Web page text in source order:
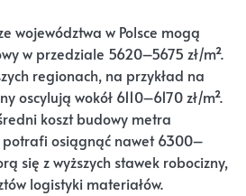
województwa w Polsce mogą
w przedziale 5620–5675 zł/m².
regionach, na przykład na
oscylują wokół 6110–6170 zł/m².
koszt budowy metra
osiągnąć nawet 6300–
się z wyższych stawek robocizny,
logistyki materiałów.